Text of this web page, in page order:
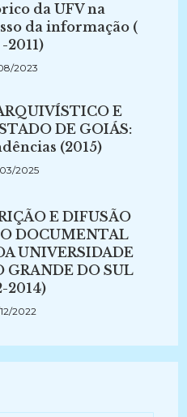
da UFV na
da informação (
-2011)
2023
E
DE GOIÁS:
(2015)
2025
E DIFUSÃO
DOCUMENTAL
UNIVERSIDADE
GRANDE DO SUL
2014)
2022